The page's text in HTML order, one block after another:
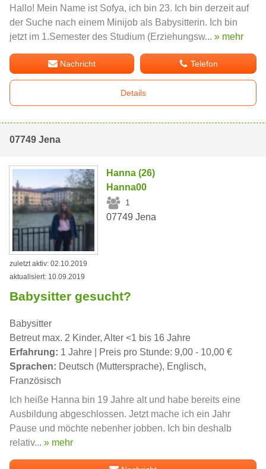
Hallo! Mein Name ist Sofya, ich bin 23. Ich bin derzeit auf
der Suche nach einem Minijob als Babysitterin. Ich bin
jetzt im 1.Semester des Studium (Erziehungsw... » mehr
Nachricht Telefon
Details
07749 Jena
Hanna (26)
Hanna00
1
07749 Jena
zuletzt aktiv: 02.10.2019
aktualisiert: 10.09.2019
Babysitter gesucht?
Babysitter
Betreut max. 2 Kinder, Alter <1 bis 16 Jahre
Erfahrung: 1 Jahre | Preis pro Stunde: 9,00 - 10,00 €
Sprachen: Deutsch (Muttersprache), Englisch,
Französisch
Ich heiße Hanna bin 19 Jahre alt und habe bereits eine
Ausbildung abgeschlossen. Jetzt mache ich ein Jahr
Pause und möchte nebenher jobben. Ich bin deshalb
relativ... » mehr